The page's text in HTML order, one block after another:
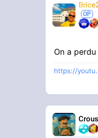
On a
https://